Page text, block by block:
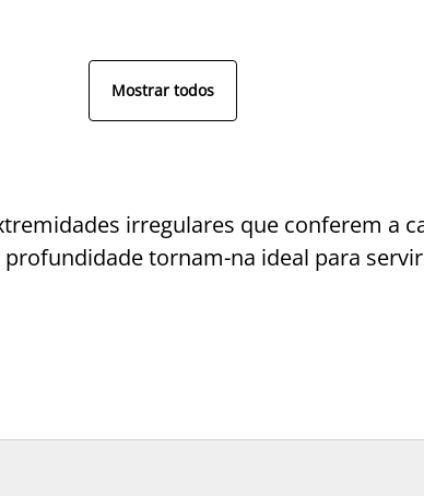
Mostrar todos
irregulares que conferem a
tornam-na ideal para